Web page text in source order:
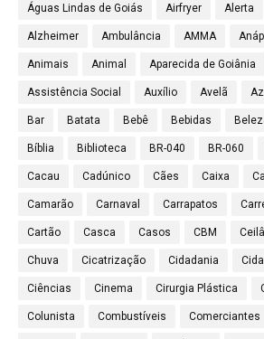
Águas Lindas de Goiás Airfryer Alerta
Alzheimer Ambulância AMMA
Animais Animal Aparecida de Goiânia
Assistência Social Auxílio Avelã
Bar Batata Bebê Bebidas
Bíblia Biblioteca BR-040 BR-060
Cacau Cadúnico Cães Caixa
Camarão Carnaval Carrapatos
Cartão Casca Casos CBM
Chuva Cicatrização Cidadania
Ciências Cinema Cirurgia Plástica
Colunista Combustíveis Comerciantes